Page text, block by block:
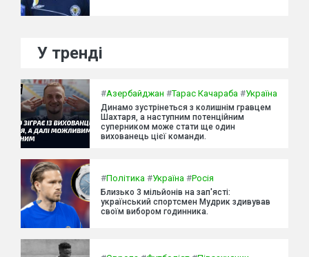
У тренді
#Азербайджан #Тарас Качараба #Україна
Динамо зустрінеться з колишнім гравцем
Шахтаря, а наступним потенційним
суперником може стати ще один
вихованець цієї команди.
#Політика #Україна #Росія
Близько 3 мільйонів на зап'ясті:
український спортсмен Мудрик здивував
своїм вибором годинника.